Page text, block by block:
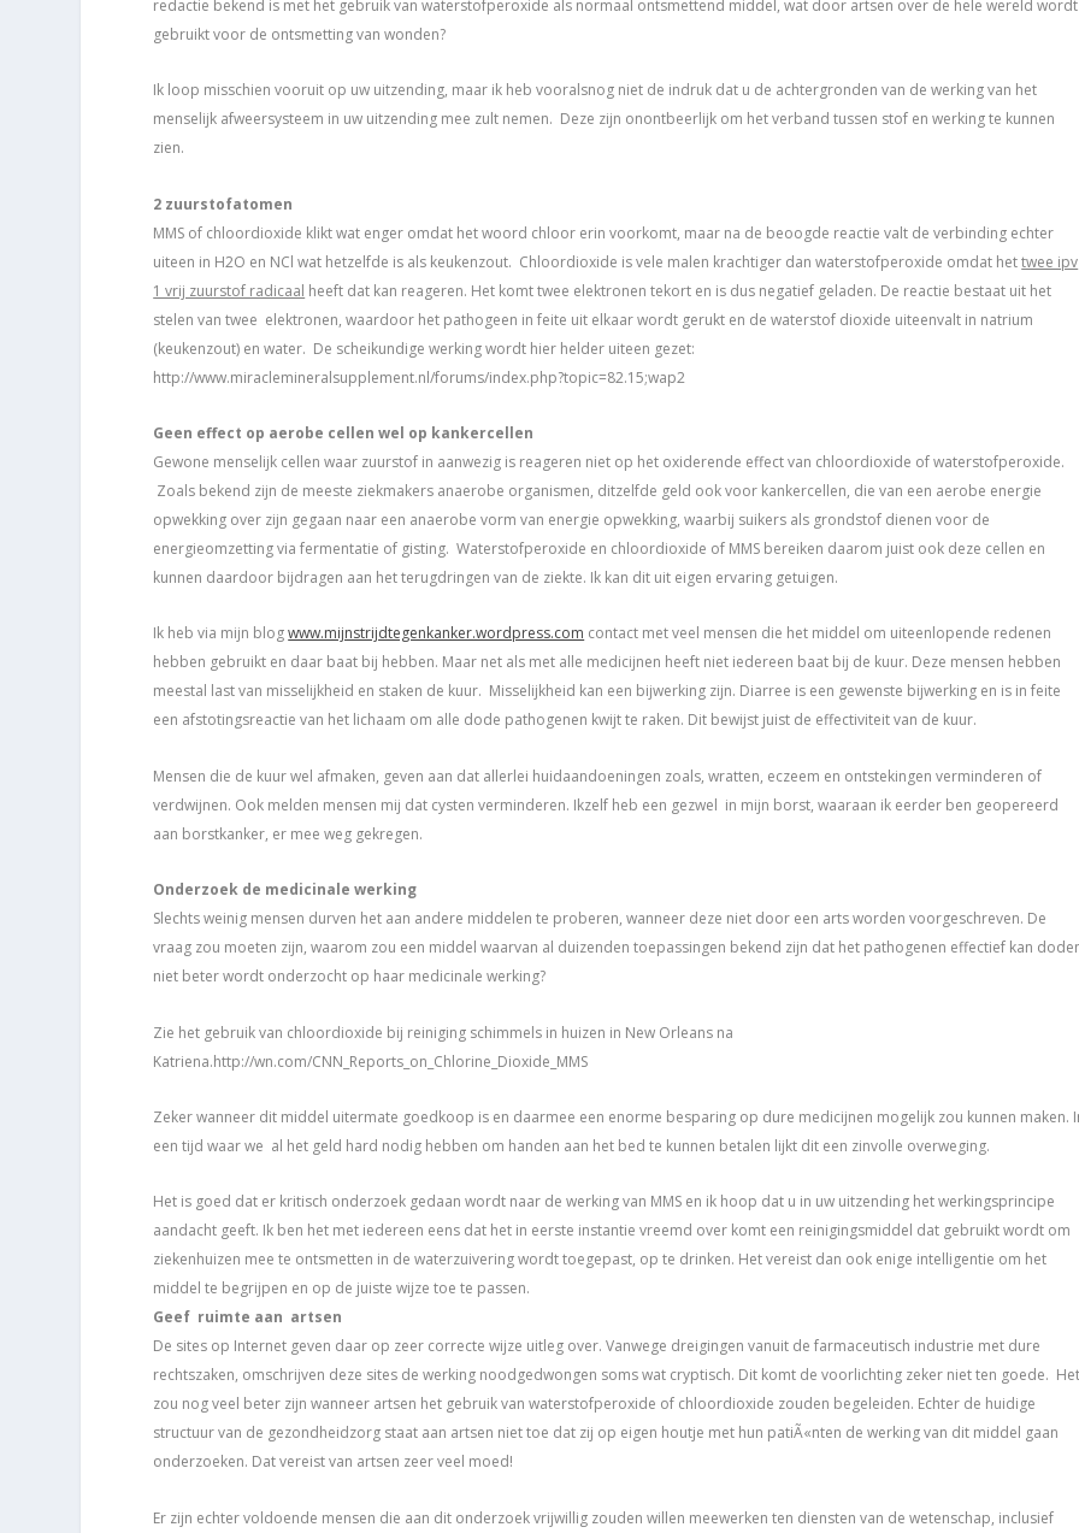
redactie bekend is met het gebruik van waterstofperoxide als normaal ontsmettend middel, wat door artsen over de hele wereld wordt
gebruikt voor de ontsmetting van wonden?
Ik loop misschien vooruit op uw uitzending, maar ik heb vooralsnog niet de indruk dat u de achtergronden van de werking van het
menselijk afweersysteem in uw uitzending mee zult nemen. Deze zijn onontbeerlijk om het verband tussen stof en werking te kunnen
zien.
2 zuurstofatomen
MMS of chloordioxide klikt wat enger omdat het woord chloor erin voorkomt, maar na de beoogde reactie valt de verbinding echter
uiteen in H2O en NCl wat hetzelfde is als keukenzout. Chloordioxide is vele malen krachtiger dan waterstofperoxide omdat hettwee ipv
1 vrij zuurstof radicaal heeft dat kan reageren. Het komt twee elektronen tekort en is dus negatief geladen. De reactie bestaat uit het
stelen van twee elektronen, waardoor het pathogeen in feite uit elkaar wordt gerukt en de waterstof dioxide uiteenvalt in natrium
(keukenzout) en water. De scheikundige werking wordt hier helder uiteen gezet:
http://www.miraclemineralsupplement.nl/forums/index.php?topic=82.15;wap2
Geen effect op aerobe cellen wel op kankercellen
Gewone menselijk cellen waar zuurstof in aanwezig is reageren niet op het oxiderende effect van chloordioxide of waterstofperoxide.
Zoals bekend zijn de meeste ziekmakers anaerobe organismen, ditzelfde geld ook voor kankercellen, die van een aerobe energie
opwekking over zijn gegaan naar een anaerobe vorm van energie opwekking, waarbij suikers als grondstof dienen voor de
energieomzetting via fermentatie of gisting. Waterstofperoxide en chloordioxide of MMS bereiken daarom juist ook deze cellen en
kunnen daardoor bijdragen aan het terugdringen van de ziekte. Ik kan dit uit eigen ervaring getuigen.
Ik heb via mijn blogwww.mijnstrijdtegenkanker.wordpress.com contact met veel mensen die het middel om uiteenlopende redenen
hebben gebruikt en daar baat bij hebben. Maar net als met alle medicijnen heeft niet iedereen baat bij de kuur. Deze mensen hebben
meestal last van misselijkheid en staken de kuur. Misselijkheid kan een bijwerking zijn. Diarree is een gewenste bijwerking en is in feite
een afstotingsreactie van het lichaam om alle dode pathogenen kwijt te raken. Dit bewijst juist de effectiviteit van de kuur.
Mensen die de kuur wel afmaken, geven aan dat allerlei huidaandoeningen zoals, wratten, eczeem en ontstekingen verminderen of
verdwijnen. Ook melden mensen mij dat cysten verminderen. Ikzelf heb een gezwel in mijn borst, waaraan ik eerder ben geopereerd
aan borstkanker, er mee weg gekregen.
Onderzoek de medicinale werking
Slechts weinig mensen durven het aan andere middelen te proberen, wanneer deze niet door een arts worden voorgeschreven. De
vraag zou moeten zijn, waarom zou een middel waarvan al duizenden toepassingen bekend zijn dat het pathogenen effectief kan
niet beter wordt onderzocht op haar medicinale werking?
Zie het gebruik van chloordioxide bij reiniging schimmels in huizen in New Orleans na
Katriena.http://wn.com/CNN_Reports_on_Chlorine_Dioxide_MMS
Zeker wanneer dit middel uitermate goedkoop is en daarmee een enorme besparing op dure medicijnen mogelijk zou kunnen maken.
een tijd waar we al het geld hard nodig hebben om handen aan het bed te kunnen betalen lijkt dit een zinvolle overweging.
Het is goed dat er kritisch onderzoek gedaan wordt naar de werking van MMS en ik hoop dat u in uw uitzending het werkingsprincipe
aandacht geeft. Ik ben het met iedereen eens dat het in eerste instantie vreemd over komt een reinigingsmiddel dat gebruikt wordt om
ziekenhuizen mee te ontsmetten in de waterzuivering wordt toegepast, op te drinken. Het vereist dan ook enige intelligentie om het
middel te begrijpen en op de juiste wijze toe te passen.
Geef ruimte aan artsen
De sites op Internet geven daar op zeer correcte wijze uitleg over. Vanwege dreigingen vanuit de farmaceutisch industrie met dure
rechtszaken, omschrijven deze sites de werking noodgedwongen soms wat cryptisch. Dit komt de voorlichting zeker niet ten goede.
zou nog veel beter zijn wanneer artsen het gebruik van waterstofperoxide of chloordioxide zouden begeleiden. Echter de huidige
structuur van de gezondheidzorg staat aan artsen niet toe dat zij op eigen houtje met hun patiÃ«nten de werking van dit middel gaan
onderzoeken. Dat vereist van artsen zeer veel moed!
Er zijn echter voldoende mensen die aan dit onderzoek vrijwillig zouden willen meewerken ten diensten van de wetenschap, inclusief